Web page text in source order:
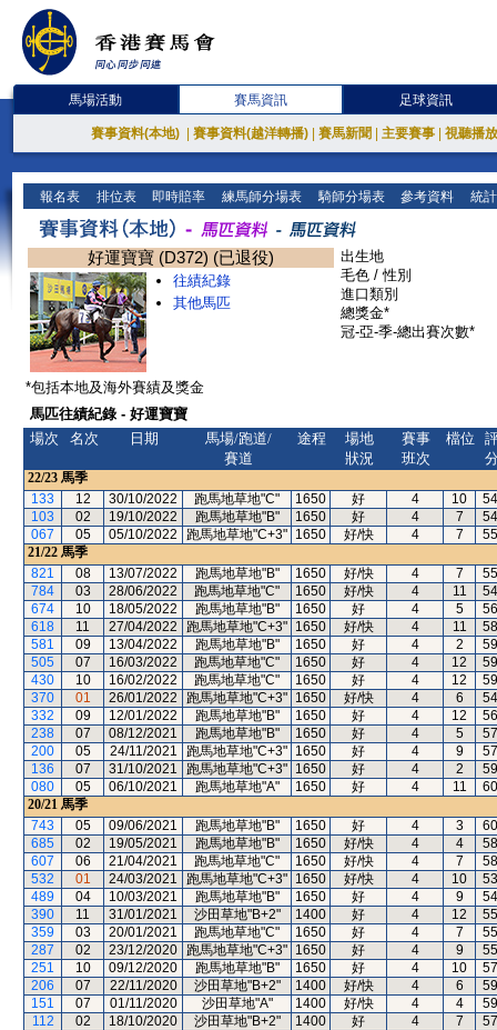
馬場活動 賽馬資訊 足球資訊
賽事資料(本地) 賽事資料(越洋轉播) 賽馬新聞 主要賽事 視聽播
報名表 排位表 即時賠率 練馬師分場表 騎師分場表 參考資料 統
好運寶寶 (D372) (已退役)
往績紀錄
其他馬匹
出生地
毛色 / 性別
進口類別
總獎金*
冠-亞-季-總出賽次數*
*包括本地及海外賽績及獎金
馬匹往績紀錄 - 好運寶寶
場次
名次 日期
馬場/跑道/
賽道
途程
場地
狀況
賽事
班次
檔位
22/23 馬季
133
12 30/10/2022 跑馬地草地"C" 1650 好 4 10
54
103
02 19/10/2022 跑馬地草地"B" 1650 好 4 7
54
067
05 05/10/2022 跑馬地草地"C+3" 1650 好/快 4 7
55
21/22 馬季
821
08 13/07/2022 跑馬地草地"B" 1650 好/快 4 7
55
784
03 28/06/2022 跑馬地草地"C" 1650 好/快 4 11
54
674
10 18/05/2022 跑馬地草地"B" 1650 好 4 5
56
618
11 27/04/2022 跑馬地草地"C+3" 1650 好/快 4 11
58
581
09 13/04/2022 跑馬地草地"B" 1650 好 4 2
59
505
07 16/03/2022 跑馬地草地"C" 1650 好 4 12
59
430
10 16/02/2022 跑馬地草地"C" 1650 好 4 12
59
370
01 26/01/2022 跑馬地草地"C+3" 1650 好/快 4 6
54
332
09 12/01/2022 跑馬地草地"B" 1650 好 4 12
56
238
07 08/12/2021 跑馬地草地"B" 1650 好 4 5
57
200
05 24/11/2021 跑馬地草地"C+3" 1650 好 4 9
57
136
07 31/10/2021 跑馬地草地"C+3" 1650 好 4 2
59
080
05 06/10/2021 跑馬地草地"A" 1650 好 4 11
60
20/21 馬季
743
05 09/06/2021 跑馬地草地"B" 1650 好 4 3
60
685
02 19/05/2021 跑馬地草地"B" 1650 好/快 4 4
58
607
06 21/04/2021 跑馬地草地"C" 1650 好/快 4 7
58
532
01 24/03/2021 跑馬地草地"C+3" 1650 好/快 4 10
53
489
04 10/03/2021 跑馬地草地"B" 1650 好 4 9
54
390
11 31/01/2021 沙田草地"B+2" 1400 好 4 12
55
359
03 20/01/2021 跑馬地草地"C" 1650 好 4 7
55
287
02 23/12/2020 跑馬地草地"C+3" 1650 好 4 9
55
251
10 09/12/2020 跑馬地草地"B" 1650 好 4 10
57
206
07 22/11/2020 沙田草地"B+2" 1400 好/快 4 6
59
151
07 01/11/2020 沙田草地"A" 1400 好/快 4 4
59
112
02 18/10/2020 沙田草地"B+2" 1400 好 4 7
57